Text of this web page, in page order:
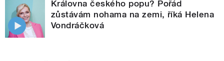
Královna českého popu? Pořád
zůstávám nohama na zemi, říká Helena
Vondráčková